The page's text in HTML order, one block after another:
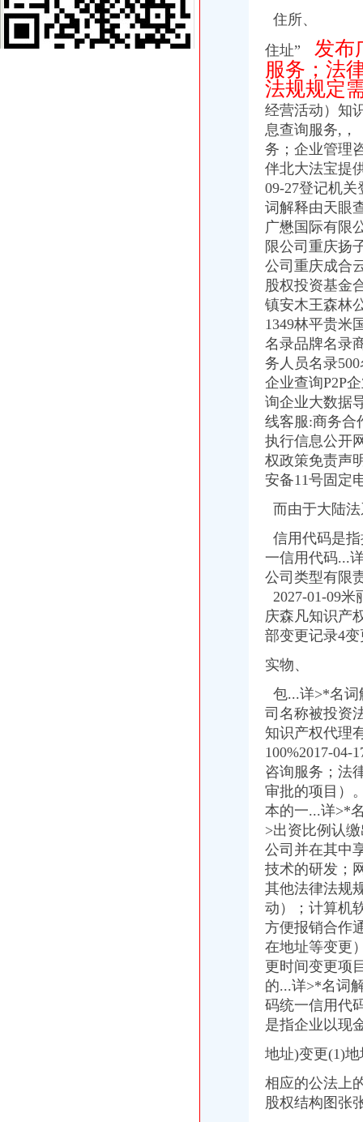
全新6mm百信半自动中制丸机—重庆渝北区花卉园设备
重庆青眉商贸有限公司_【电话地址_招聘信息_注册信息_信用信息_诉
通州园林绿化公司注册代办$园林绿化需要准备的材料_周边服务栏目_
【重庆中国移动通信（云）约代理店酒店】重庆中国移动通信（
北京昌平园林资质代办、审批园林绿化资质_北京园林资质代办_
西双版纳热带花卉园旅游报价2018西双版纳热带花卉园旅游团价格_
重庆大石坝低价代办注册公司办理工商执照的流程_【公司注册服务】
【代办东莞城市园林绿化建筑资质服务】,价格,厂家,供应商,东莞
重庆礼仪庆典服务庆典设备租赁庆服务展会服务—重庆渝北区花卉园
北京海淀朝园林绿化公司代办园林绿化资质审批【今日推荐网-北京
新长沙市开福区园林绿化管理局园林维护作业材料定点采购公开
园林绿化资质代办申请,你必须知道的五个重点！_搜狐其它_搜狐网
望京代办营业执照 静安庄代办营业执照 朝区代办营业执照
南京万博花卉园苏进银杏果树盆景经销处简介|介绍_营业执照_企业证
重庆钢运置业代理有限公司花卉园分公司_重庆市_渝北区_企业在线
代办北京园林绿化公司执照代办朝区的园林绿化_周边服务栏目_机电
【多图】儿童公园和花卉园中间的叠拼房半山花园精装修拎包入住安
代办园林资质,北京园林绿化资质,北京园林资质代办-一般商务
【58同城】花卉园拆迁律师_房屋拆迁/土地征收_拆迁纠纷律师
重庆公司注册工商变更工商异动解除法律顾问【今日推荐网-重庆工商/
花卉园西三路60附近怎么去,中铁快运（花卉园代理店）的地址,地图
北碚城南新区公司注册、变更、注销、转让、一般纳税人【今日推荐网
【重庆中国移动通信华渝代理店（武陵路）酒店】重庆中国移动通信华
2017年微型企业培训代理服务机构采购（17C0805）采购公告_中国招
重庆衍熹三六五房地产经纪有限公司_【电话地址_招聘信息_注册信息_
重庆青眉商贸有限公司_【电话地址_招聘信息_注册信息_信用信息_诉
通州园林绿化公司注册代办$园林绿化需要准备的材料_周边服务栏目_
【重庆中国移动通信（云）约代理店酒店】重庆中国移动通信（
西双版纳热带花卉园旅游报价2018西双版纳热带花卉园旅游团价格_
住所、
住址”
发布
服务；法
法规规定
经营活动）知
息查询服务, ，
务；企业管理
伴北大法宝提
09-27登记机
词解释由天眼
广懋国际有限
限公司重庆扬
公司重庆成合
股权投资基金
镇安木王森林
1349林平贵米
名录品牌名录
务人员名录
企业查询P2P
询企业大数据
线客服:商务合
执行信息公开
权政策免责声
安备11号固定
而由于大陆
信用代码是
一信用代码...
公司类型有限
2027-01-09
庆森凡知识产
部变更记录4
实物、
包...详>*名词
司名称被投资
知识产权代理
100%2017-
咨询服务；法
审批的项目）
本的一...详>*
>出资比例认
公司并在其中
技术的研发；
其他法律法规
动）；计算机
方便报销合作
在地址等变更
更时间变更项
的...详>*名词
码统一信用代
是指企业以现
地址)变更(1)
相应的公法上
股权结构图张